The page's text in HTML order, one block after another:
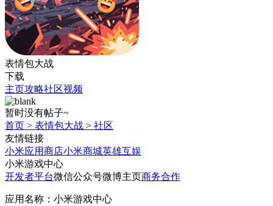
表情包大战
下载
主页攻略社区视频
暂时没有帖子~
首页 > 表情包大战 > 社区
友情链接
小米应用商店小米商城英雄互娱
小米游戏中心
开发者平台微信公众号微博主页商务合作
应用名称：小米游戏中心